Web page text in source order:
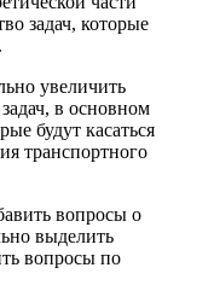
задач, которые
увеличить
в основном
будут касаться
транспортного
вопросы о
выделить
вопросы по